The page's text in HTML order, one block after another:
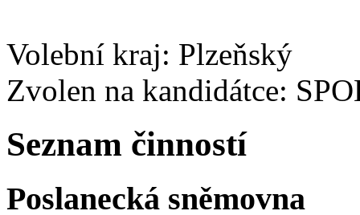
Volební kraj: Plzeňský
Zvolen na kandidátce:
Seznam činností
Poslanecká sněmovna